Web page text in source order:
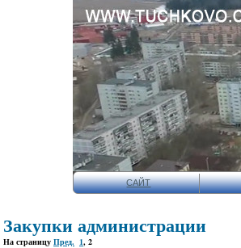
САЙТ
Закупки администрации
На страницу Пред. 1, 2